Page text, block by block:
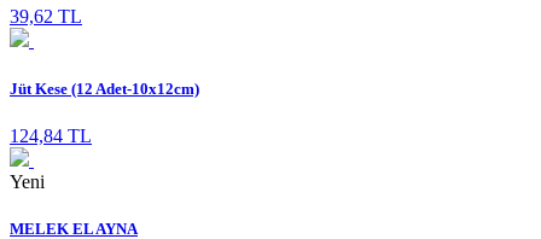
39,62 TL
Jüt Kese (12 Adet-10x12cm)
124,84 TL
Yeni
MELEK EL AYNA